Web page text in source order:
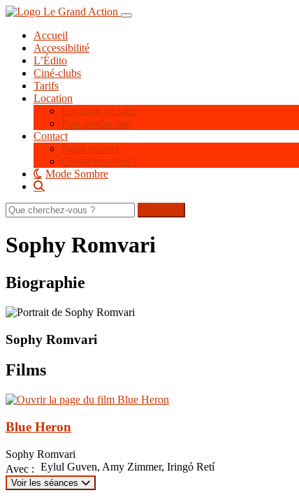
Aller
contenu
principal
Toggle navigation
Accueil
Accessibilité
L’Édito
Ciné-clubs
Tarifs
Location
Location de salle
Post-production
Contact
Nous trouver
Contactez-nous !
Mode Sombre
Rechercher
sur
site
Sophy Romvari
Biographie
Sophy Romvari
Films
Blue Heron
Sophy Romvari
Avec : Eylul Guven, Amy Zimmer, Iringó Retí
Voir les séances